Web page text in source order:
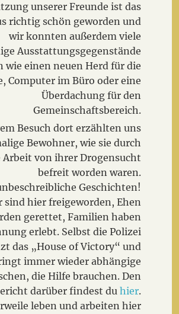
unserer Freunde ist das
richtig schön geworden und
wir konnten außerdem viele
Ausstattungsgegenstände
wie einen neuen Herd für die
Computer im Büro oder eine
Überdachung für den
Gemeinschaftsbereich.
Besuch dort erzählten uns
Bewohner, wie sie durch
Arbeit von ihrer Drogensucht
befreit worden waren.
Geschichten!
sind hier freigeworden, Ehen
gerettet, Familien haben
erlebt. Selbst die Polizei
das „House of Victory“ und
immer wieder abhängige
die Hilfe brauchen. Den
darüber findest duhier.
leben und arbeiten hier